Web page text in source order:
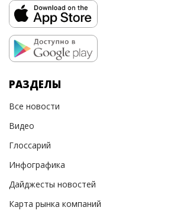
РАЗДЕЛЫ
Все новости
Видео
Глоссарий
Инфографика
Дайджесты новостей
Карта рынка компаний